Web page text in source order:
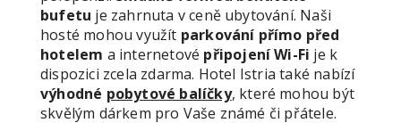
bufetu je zahrnuta v ceně ubytování. Naši
hosté mohou využít parkování přímo před
hotelem a internetové připojení Wi-Fi je k
dispozici zcela zdarma. Hotel Istria také nabízí
výhodné pobytové balíčky, které mohou být
skvělým dárkem pro Vaše známé či přátele.